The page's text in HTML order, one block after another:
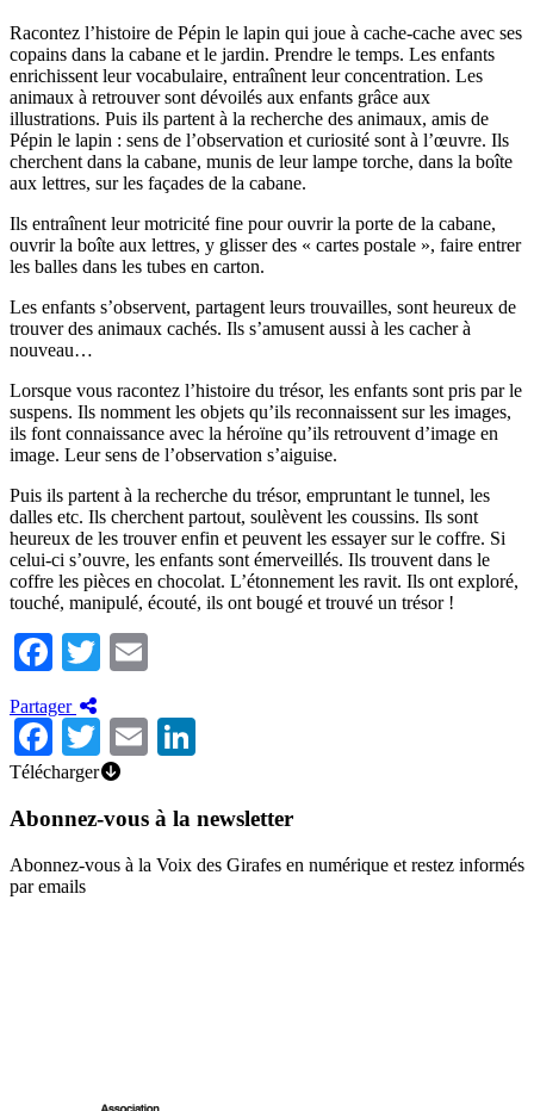
Racontez l’histoire de Pépin le lapin qui joue à cache-cache avec ses
copains dans la cabane et le jardin. Prendre le temps. Les enfants
enrichissent leur vocabulaire, entraînent leur concentration. Les
animaux à retrouver sont dévoilés aux enfants grâce aux
illustrations. Puis ils partent à la recherche des animaux, amis de
Pépin le lapin : sens de l’observation et curiosité sont à l’œuvre. Ils
cherchent dans la cabane, munis de leur lampe torche, dans la boîte
aux lettres, sur les façades de la cabane.
Ils entraînent leur motricité fine pour ouvrir la porte de la cabane,
ouvrir la boîte aux lettres, y glisser des « cartes postale », faire entrer
les balles dans les tubes en carton.
Les enfants s’observent, partagent leurs trouvailles, sont heureux de
trouver des animaux cachés. Ils s’amusent aussi à les cacher à
nouveau…
Lorsque vous racontez l’histoire du trésor, les enfants sont pris par le
suspens. Ils nomment les objets qu’ils reconnaissent sur les images,
ils font connaissance avec la héroïne qu’ils retrouvent d’image en
image. Leur sens de l’observation s’aiguise.
Puis ils partent à la recherche du trésor, empruntant le tunnel, les
dalles etc. Ils cherchent partout, soulèvent les coussins. Ils sont
heureux de les trouver enfin et peuvent les essayer sur le coffre. Si
celui-ci s’ouvre, les enfants sont émerveillés. Ils trouvent dans le
coffre les pièces en chocolat. L’étonnement les ravit. Ils ont exploré,
touché, manipulé, écouté, ils ont bougé et trouvé un trésor !
Facebook
Twitter
Partager
Facebook
TwitterEmail
Télécharger
Abonnez-vous à la newsletter
Abonnez-vous à la Voix des Girafes en numérique et restez informés
par emails